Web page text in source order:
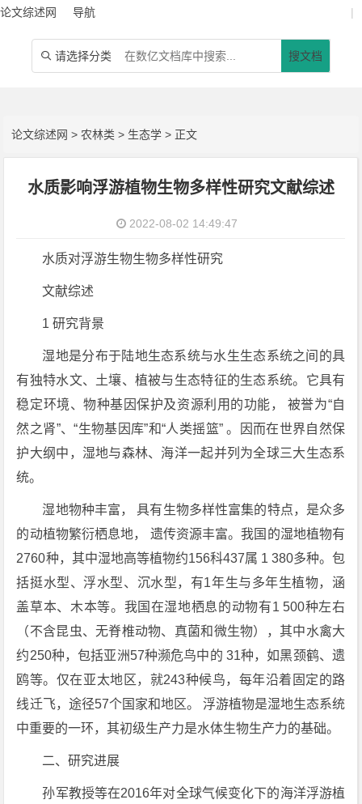
论文综述网 导航 |
 请选择分类 搜文档
论文综述网 >农林类 > 生态学 > 正文
水质影响浮游植物生物多样性研究文献综述
2022-08-02 14:49:47
水质对浮游生物生物多样性研究
文献综述
1 研究背景
湿地是分布于陆地生态系统与水生生态系统之间的具
有独特水文、土壤、植被与生态特征的生态系统。它具有
稳定环境、物种基因保护及资源利用的功能， 被誉为“自
然之肾”、“生物基因库”和“人类摇篮” 。因而在世界自然保
护大纲中，湿地与森林、海洋一起并列为全球三大生态系
统。
湿地物种丰富， 具有生物多样性富集的特点，是众多
的动植物繁衍栖息地， 遗传资源丰富。我国的湿地植物有
2760种，其中湿地高等植物约156科437属 1 380多种。包
括挺水型、浮水型、沉水型，有1年生与多年生植物，涵
盖草本、木本等。我国在湿地栖息的动物有1 500种左右
（不含昆虫、无脊椎动物、真菌和微生物），其中水禽大
约250种，包括亚洲57种濒危鸟中的 31种，如黑颈鹤、遗
鸥等。仅在亚太地区，就243种候鸟，每年沿着固定的路
线迁飞，途径57个国家和地区。 浮游植物是湿地生态系统
中重要的一环，其初级生产力是水体生物生产力的基础。
二、研究进展
孙军教授等在2016年对全球气候变化下的海洋浮游植